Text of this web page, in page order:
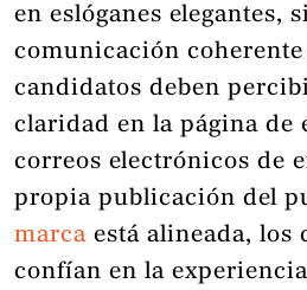
en eslóganes elegantes,
comunicación coherente
candidatos deben
claridad en la página de
correos electrónicos de
propia publicación del
marca está alineada, los
confían en la